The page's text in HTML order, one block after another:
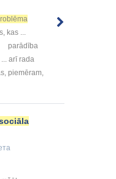
kas ...
parādība
arī rada
piemēram,